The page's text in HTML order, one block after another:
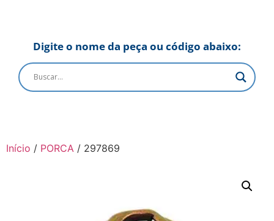
Digite o nome da peça ou código abaixo:
Início / PORCA / 297869